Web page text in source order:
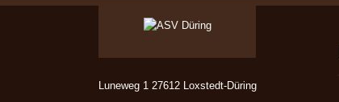
Luneweg 1 27612 Loxstedt-Düring